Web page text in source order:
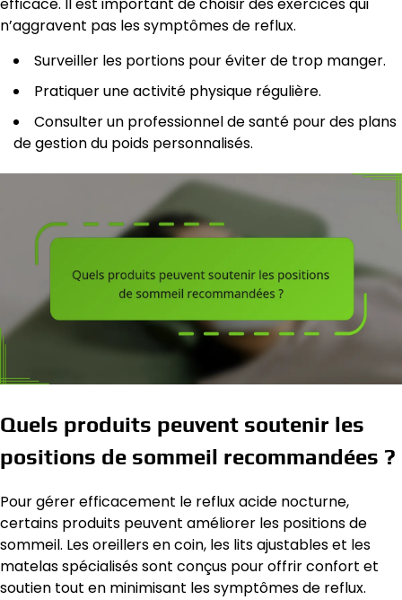
efficace. Il est important de choisir des exercices qui
n’aggravent pas les symptômes de reflux.
Surveiller les portions pour éviter de trop manger.
Pratiquer une activité physique régulière.
Consulter un professionnel de santé pour des plans
de gestion du poids personnalisés.
Quels produits peuvent soutenir les
positions de sommeil recommandées ?
Pour gérer efficacement le reflux acide nocturne,
certains produits peuvent améliorer les positions de
sommeil. Les oreillers en coin, les lits ajustables et les
matelas spécialisés sont conçus pour offrir confort et
soutien tout en minimisant les symptômes de reflux.